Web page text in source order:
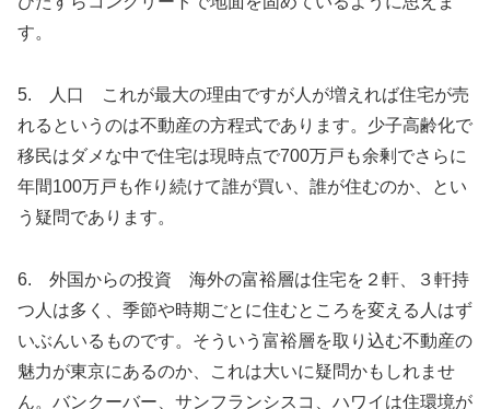
す。
5. 人口 これが最大の理由ですが人が増えれば住宅が売
れるというのは不動産の方程式であります。少子高齢化で
移民はダメな中で住宅は現時点で700万戸も余剰でさらに
年間100万戸も作り続けて誰が買い、誰が住むのか、とい
う疑問であります。
6. 外国からの投資 海外の富裕層は住宅を２軒、３軒持
つ人は多く、季節や時期ごとに住むところを変える人はず
いぶんいるものです。そういう富裕層を取り込む不動産の
魅力が東京にあるのか、これは大いに疑問かもしれませ
ん。バンクーバー、サンフランシスコ、ハワイは住環境が